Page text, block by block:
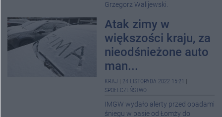
Grzegorz Walijewski.
Atak zimy w
większości kraju, za
nieodśnieżone auto
man...
KRAJ 24 LISTOPADA 2022 15:21
SPOŁECZEŃSTWO
IMGW wydało alerty przed opadami
śniegu w pasie od Łomży do